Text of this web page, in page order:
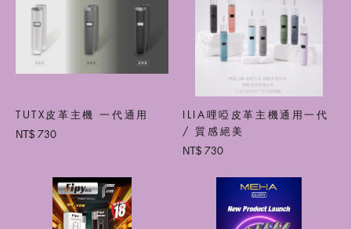
TUTX皮革主機 一代通用
NT$ 730
ILIA哩啞皮革主機通用一代
/ 質感絕美
NT$ 730